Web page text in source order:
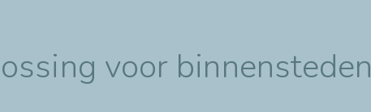
voor binnensteden